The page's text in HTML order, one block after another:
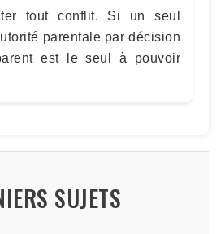
tout conflit. Si un seul
parentale par décision
est le seul à pouvoir
SUJETS